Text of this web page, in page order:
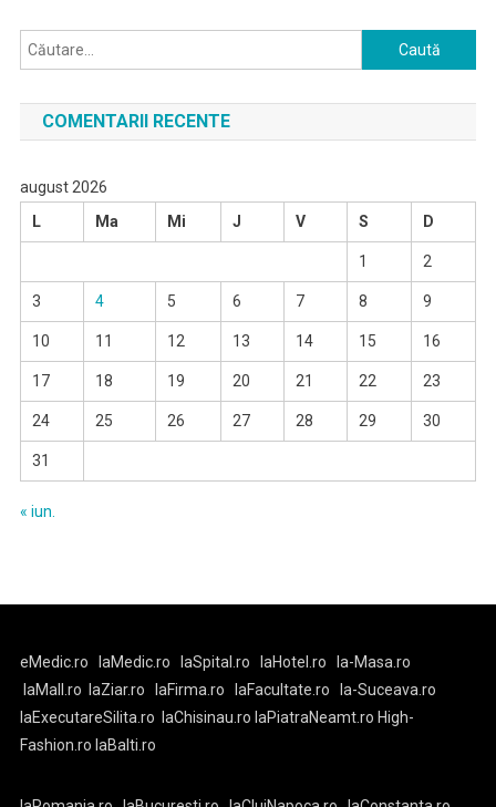
Caută
după:
COMENTARII RECENTE
august 2026
L
Ma Mi J V S D
1 2
3 4 5 6 7 8 9
10 11 12 13 14 15 16
17 18 19 20 21 22 23
24 25 26 27 28 29 30
31
« iun.
eMedic.ro laMedic.ro laSpital.ro laHotel.ro
la-Masa.ro
laMall.ro
laZiar.ro laFirma.ro laFacultate.ro
la-Suceava.ro
laExecutareSilita.ro
laChisinau.ro laPiatraNeamt.ro High-
Fashion.ro laBalti.ro